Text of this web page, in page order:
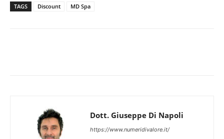
TAGS Discount MD Spa
Dott. Giuseppe Di Napoli
https://www.numeridivalore.it/